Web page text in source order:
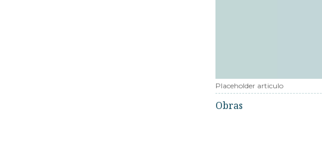
Placeholder articulo
Obras